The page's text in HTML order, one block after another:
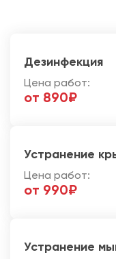
Дезинфекция
Цена работ:
от 890₽
Устранение
Цена работ:
от 990₽
Устранение